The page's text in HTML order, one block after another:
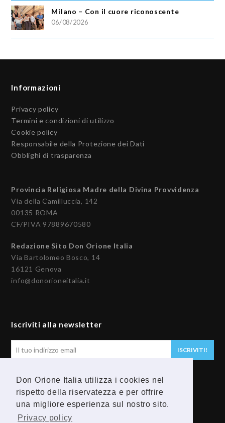
Don Orione Italia utilizza i cookies nel
rispetto della riservatezza e per offrire
una migliore esperienza sul nostro sito.
Privacy policy
Milano – Con il cuore riconoscente
06/08/2026
Informazioni
Privacy policy
Termini e condizioni di utilizzo
Cookie policy
Responsabile della Protezione dei Dati
Obblighi di trasparenza
Provincia Religiosa Madre della Divina Provvidenza
Via della Camilluccia, 142
00135 ROMA
CF/PIVA 97889670580
Redazione Sito Don Orione Italia
Via Bartolomeo Bosco, 14
16121 Genova
info@donorioneitalia.it
Iscriviti alla newsletter
email
ISCRIVITI!
Seguici
F